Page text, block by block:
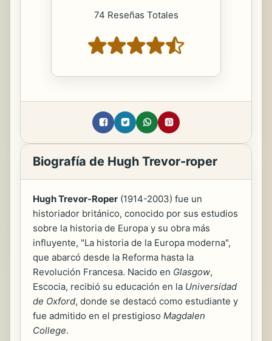
74 Reseñas Totales
Biografía de Hugh Trevor-roper
Hugh Trevor-Roper (1914-2003) fue un
historiador británico, conocido por sus estudios
sobre la historia de Europa y su obra más
influyente, "La historia de la Europa moderna",
que abarcó desde la Reforma hasta la
Revolución Francesa. Nacido en Glasgow,
Escocia, recibió su educación en la Universidad
de Oxford, donde se destacó como estudiante y
fue admitido en el prestigioso Magdalen
College.